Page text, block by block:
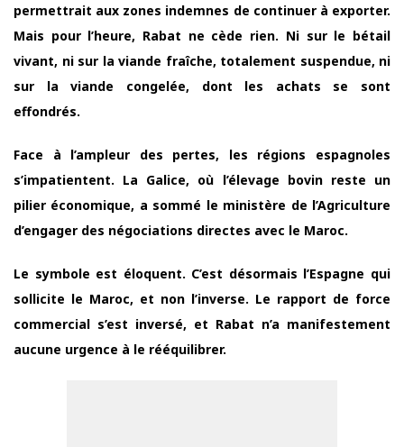
permettrait aux zones indemnes de continuer à exporter.
Mais pour l’heure, Rabat ne cède rien. Ni sur le bétail
vivant, ni sur la viande fraîche, totalement suspendue, ni
sur la viande congelée, dont les achats se sont
effondrés.
Face à l’ampleur des pertes, les régions espagnoles
s’impatientent. La Galice, où l’élevage bovin reste un
pilier économique, a sommé le ministère de l’Agriculture
d’engager des négociations directes avec le Maroc.
Le symbole est éloquent. C’est désormais l’Espagne qui
sollicite le Maroc, et non l’inverse. Le rapport de force
commercial s’est inversé, et Rabat n’a manifestement
aucune urgence à le rééquilibrer.